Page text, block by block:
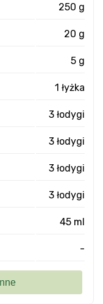
250 g
20 g
5 g
1 łyżka
3 łodygi
3 łodygi
3 łodygi
3 łodygi
45 ml
-